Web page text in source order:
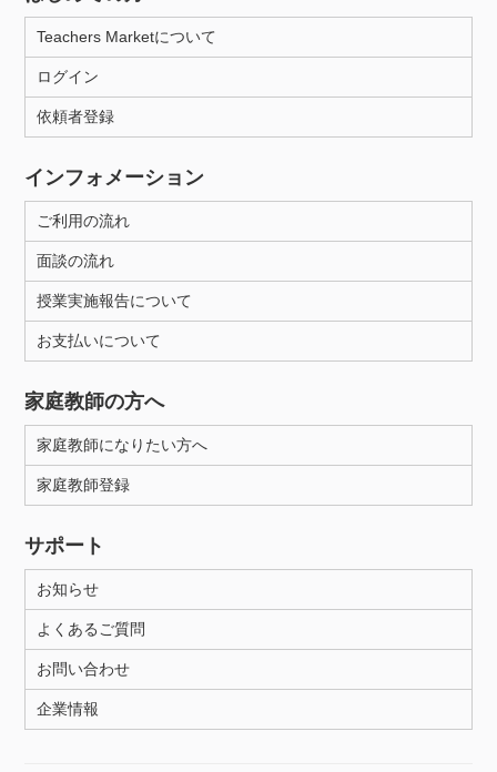
Teachers Marketについて
ログイン
依頼者登録
インフォメーション
ご利用の流れ
面談の流れ
授業実施報告について
お支払いについて
家庭教師の方へ
家庭教師になりたい方へ
家庭教師登録
サポート
お知らせ
よくあるご質問
お問い合わせ
企業情報